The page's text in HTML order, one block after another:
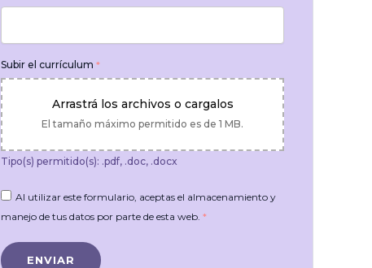
Subir el currículum *
Arrastrá los archivos o cargalos
El tamaño máximo permitido es de 1 MB.
Tipo(s) permitido(s): .pdf, .doc, .docx
Al utilizar este formulario, aceptas el almacenamiento y
manejo de tus datos por parte de esta web. *